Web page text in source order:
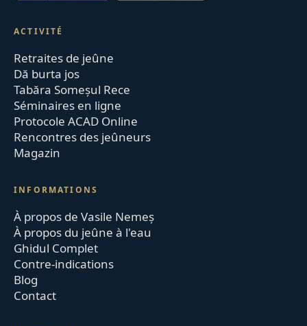
ACTIVITÉ
Retraites de jeûne
Dă burta jos
Tabăra Someșul Rece
Séminaires en ligne
Protocole ACAD Online
Rencontres des jeûneurs
Magazin
INFORMATIONS
À propos de Vasile Nemeș
À propos du jeûne à l'eau
Ghidul Complet
Contre-indications
Blog
Contact